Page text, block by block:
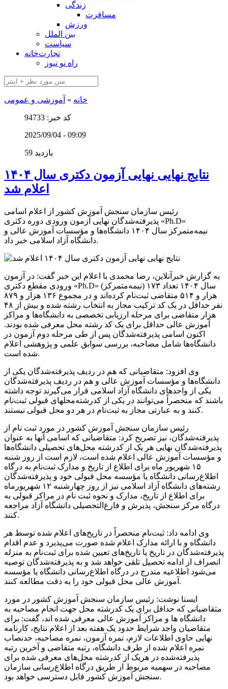
زندگی
مسافرت
ورزش
بین الملل
سیاست
تجارت‌خانه
راه نو نیوز
خانه » آموزشی و عمومی
کد خبر: 94733
2025/09/04 - 09:09
59 بازدید
نتایج نهایی نهایی آزمون دکتری سال ۱۴۰۴
اعلام شد
رئیس سازمان سنجش آموزش کشور از اعلام اسامی
پذیرفته‌شدگان نهایی آزمون ورودی دوره دکتری «Ph.D»
نیمه‌متمرکز سال ۱۴۰۴ دانشگاه‌ها و مؤسسات آموزش عالی و
دانشگاه آزاد اسلامی خبر داد.
به گزارش خبرآنلاین، رضا محمدی با اعلام این خبر گفت: در آزمون
ورودی مقطع دکتری «Ph.D» (نیمه‌متمرکز) سال ۱۴۰۴ تعداد ۱۷۳
هزار و ۵۱۴ متقاضی ثبت‌نام کرده‌اند و در مجموع ۱۳۶ هزار و ۸۷۹
نفر حداقل در یک کد ترکیب مجاز به انتخاب رشته شده و بیش از ۴۸
هزار متقاضی برای مرحله ارزیابی تخصصی به دانشگاه‌ها و مراکز
آموزش عالی حداقل برای یک کد رشته محل معرفی شده‌ بودند.
اکنون اسامی پذیرفته‌شدگان پس از طی مرحله دوم آزمون در
دانشگاه‌ها شامل مصاحبه، بررسی سوابق علمی و پژوهشی اعلام
شده است.
وی افزود: متقاضیانی که هم در ردیف پذیرفته‌شدگان یکی از
دانشگاه‌ها و مؤسسات آموزش عالی و هم در ردیف پذیرفته‌شدگان
یکی از واحدهای دانشگاه آزاد اسلامی قرار می‌گیرند توجه داشته
باشند که منحصراً می‌توانند در یکی از کدرشته‌محلهای قبولی ثبت‌نام
کنند و به عبارتی مجاز به ثبت‌نام در هر دو محل قبولی نیستند.
رئیس سازمان سنجش آموزش کشور در مورد ثبت نام از
پذیرفته‌شدگان، نیز تصریح کرد: متقاضیانی که اسامی آنها به عنوان
پذیرفته‌شدگان نهایی هر یک از کدرشته محل‌های تحصیلی دانشگاه‌ها
و مؤسسات آموزش عالی اعلام شده است، لازم است از روز شنبه
۱۵ شهریور ماه برای اطلاع از تاریخ و مدارک ثبت‌نام به درگاه
اطلاع‌رسانی دانشگاه یا مؤسسه محل قبولی خود و پذیرفته‌شدگان
رشته‌های دانشگاه آزاد اسلامی نیز از روز چهارشنبه ۱۲ شهریورماه
برای اطلاع از تاریخ، مدارک و نحوه ثبت نام در مراکز قبولی به
درگاه مرکز سنجش، پذیرش و فارغ‌التحصیلی دانشگاه آزاد مراجعه
کنند.
وی ادامه داد: ثبت‌نام منحصراً در تاریخ‌های اعلام شده توسط هر
دانشگاه و با ارائه مدارک اعلام شده صورت می‌پذیرد و عدم اقدام
پذیرفته‌شدگان در تاریخ یا تاریخ‌های تعیین شده برای ثبت‌نام به منزله
انصراف از ادامه تحصیل تلقی خواهد شد و به پذیرفته‌شدگان توصیه
می‌شود اطلاعیه مندرج در درگاه اطلاع‌رسانی دانشگاه یا مؤسسه
آموزش عالی محل قبولی خود را به دقت مطالعه کنند.
ایسنا نوشت: رئیس سازمان سنجش آموزش کشور در مورد
متقاضیانی که حداقل برای یک کدرشته محل جهت انجام مصاحبه به
دانشگاه ها و مراکز آموزش عالی معرفی شده اند، گفت: برای
متقاضیان واجد شرایط حدود یک هفته بعد از اعلام نتایج، کارنامه
نهایی حاوی اطلاعات لازم، نمره آزمون، نمره مصاحبه، حدنصاب
نمره اعلام شده از طرف دانشگاه، رتبه متقاضی و آخرین رتبه
پذیرفته‌شده در هریک از کدرشته محل‌های معرفی شده برای
مصاحبه در سهمیه مربوط از طریق درگاه اطلاع‌رسانی سازمان
سنجش آموزش کشور قابل دسترسی خواهد بود.